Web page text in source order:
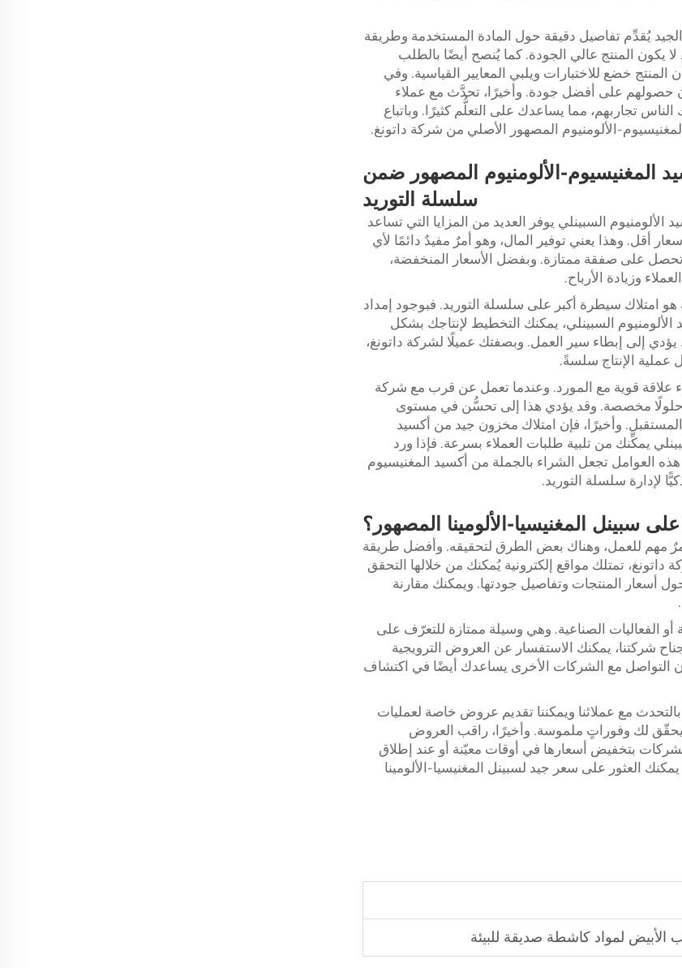
يُقدِّم تفاصيل دقيقة حول المادة المستخدمة وطريقة
يكون المنتج عالي الجودة. كما يُنصح أيضًا بالطلب
خضع للاختبارات ويلبي المعايير القياسية. وفي
حصولهم على أفضل جودة. وأخيرًا، تحدَّث مع عملاء
تجاربهم، مما يساعدك على التعلُّم كثيرًا. وباتباع
الألومنيوم المصهور الأصلي من شركة داتونغ.
المغنيسيوم-الألومنيوم المصهور ضمن
سلسلة التوريد
السبينلي يوفر العديد من المزايا التي تساعد
أقل. وهذا يعني توفير المال، وهو أمرٌ مفيدٌ دائمًا لأي
على صفقة ممتازة. وبفضل الأسعار المنخفضة،
وزيادة الأرباح.
هو امتلاك سيطرة أكبر على سلسلة التوريد. فبوجود إمداد
السبينلي، يمكنك التخطيط لإنتاجك بشكل
إلى إبطاء سير العمل. وبصفتك عميلًا لشركة داتونغ،
عملية الإنتاج سلسةً.
علاقة قوية مع المورد. وعندما تعمل عن قرب مع شركة
حلولًا مخصصة. وقد يؤدي هذا إلى تحسُّن في مستوى
وأخيرًا، فإن امتلاك مخزون جيد من أكسيد
يمكِّنك من تلبية طلبات العملاء بسرعة. فإذا ورد
العوامل تجعل الشراء بالجملة من أكسيد المغنيسيوم
لإدارة سلسلة التوريد.
سبينل المغنيسيا-الألومينا المصهور؟
مهم للعمل، وهناك بعض الطرق لتحقيقه. وأفضل طريقة
تمتلك مواقع إلكترونية يُمكنك من خلالها التحقق
أسعار المنتجات وتفاصيل جودتها. ويمكنك مقارنة
الفعاليات الصناعية. وهي وسيلة ممتازة للتعرّف على
شركتنا، يمكنك الاستفسار عن العروض الترويجية
أن التواصل مع الشركات الأخرى يساعدك أيضًا في اكتشاف
مع عملائنا ويمكننا تقديم عروض خاصة لعمليات
يحقّق لك وفوراتٍ ملموسة. وأخيرًا، راقب العروض
بتخفيض أسعارها في أوقات معيّنة أو عند إطلاق
العثور على سعر جيد لسبينل المغنيسيا-الألومينا
الأبيض لمواد كاشطة صديقة للبيئة